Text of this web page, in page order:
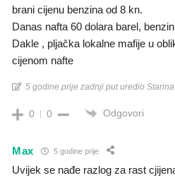
brani cijenu benzina od 8 kn.
Danas nafta 60 dolara barel,
Dakle , pljačka lokalne mafije u
cijenom nafte
5 godine prije zadnji put uredio Starina
0 0 Odgovori
Max 5 godine prije
Uvijek se nađe razlog za rast